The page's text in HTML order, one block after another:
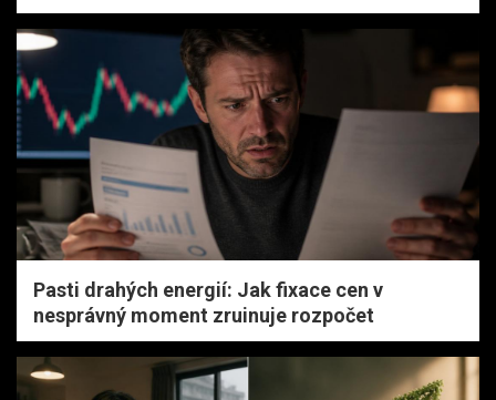
Pasti drahých energií: Jak fixace cen v
nesprávný moment zruinuje rozpočet